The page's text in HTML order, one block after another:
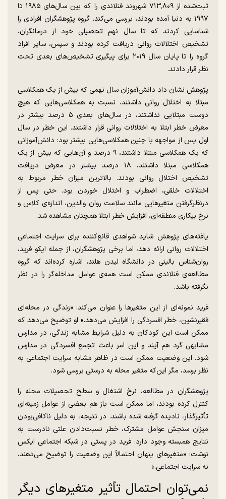
ثبت‌شده از ۷۱۳٬۸۰۹ شهروند فنلاندی را که بین سال‌های ۱۹۸۵ تا
۱۹۹۷ به دنیا آمده بودند، بررسی می‌کند. گروه پژوهشگران افرادی را
شناسایی کردند که تا سال نهم تحصیلی خود از درمانگران،
تشخیص اختلالات روانی دریافت کرده بودند و سپس، سایر افراد
گروه را تا پایان سال ۲۰۱۹ برای پیگیری تشخیص‌های بعدی تحت
نظر قرار دادند.
پژوهش نشان داد دانش‌آموزان سال نهمی که بیش از یک همکلاسی
مبتلا به اختلال روانی داشتند، نسبت به همکلاسی‌هایی که هیچ
دوست مبتلایی نداشتند، در سال‌های بعدی ۵ درصد بیشتر در
معرض خطر ابتلا به اختلالات روانی قرار داشتند. این خطر در سال
اول پس از مواجهه با چنین همکلاسی‌هایی بیشتر بود: دانش‌آموزانی
که یک همکلاسی مبتلا داشتند، ۹ درصد و آن‌هایی که بیش از یک
همکلاسی مبتلا داشتند، ۱۸ درصد بیشتر در معرض دریافت
تشخیص اختلال روانی بودند. بالاترین میزان خطر مربوط به
اختلالات خلقی، اضطراب و اختلال خوردن بود. حتی پس از
در‌نظر‌گرفتن متغیرهایی مانند سلامت روان والدین، اندازه‌ی کلاس و
نرخ بیکاری منطقه‌ای، افزایش خطر ابتلا همچنان مشاهده شد.
یافته‌های پژوهش شاید شواهدی قانع‌کننده برای سرایت اجتماعی
اختلالات روانی ارائه دهد، اما برخی پژوهشگران، از جمله ایکو فرید،
روان‌شناس بالینی در دانشگاه لیدن هلند، اشاره کرده‌اند که گروه
مطالعه‌ی فنلاندی ممکن است همه‌ی عوامل مداخله‌گر را در نظر
نگرفته باشد.
فرید نمونه‌ای از این متغیرها را عنوان می‌کند: «زندگی در محله‌ای
فقیرنشین، خطر افسردگی را افزایش می‌دهد.» او توضیح می‌دهد که
ممکن است این کودکان به دلیل شرایط مشابه زندگی، در مدارس
مشابهی گرد هم آیند و این امر باعث تجمع افسردگی در مدارس
شود. این وضعیت ممکن است در ظاهر مشابه سرایت اجتماعی به
نظر برسد، مگر این‌که متغیر محله به درستی بررسی شود.
پژوهشگران در مطالعه، نرخ اشتغال و سطح تحصیلات محله را
کنترل کرده بودند، اما ممکن است باز هم بعضی از عوامل زمینه‌ای
تأثیرگذار، نادیده گرفته شده باشند. در نتیجه، به دلیل ناکافی‌بودن
میزان سنجش عوامل مشترک، خطر نسبت‌دادن علتی نادرست به
نتایج همبسته وجود دارد. فرید در پستی در شبکه اجتماعی ایکس
نوشت: «متغیرهای پنهان احتمالاً این وضعیت را توضیح می‌دهند،
نه سرایت اجتماعی.»
نمی‌توان احتمال تأثیر متغیرهای دیگر